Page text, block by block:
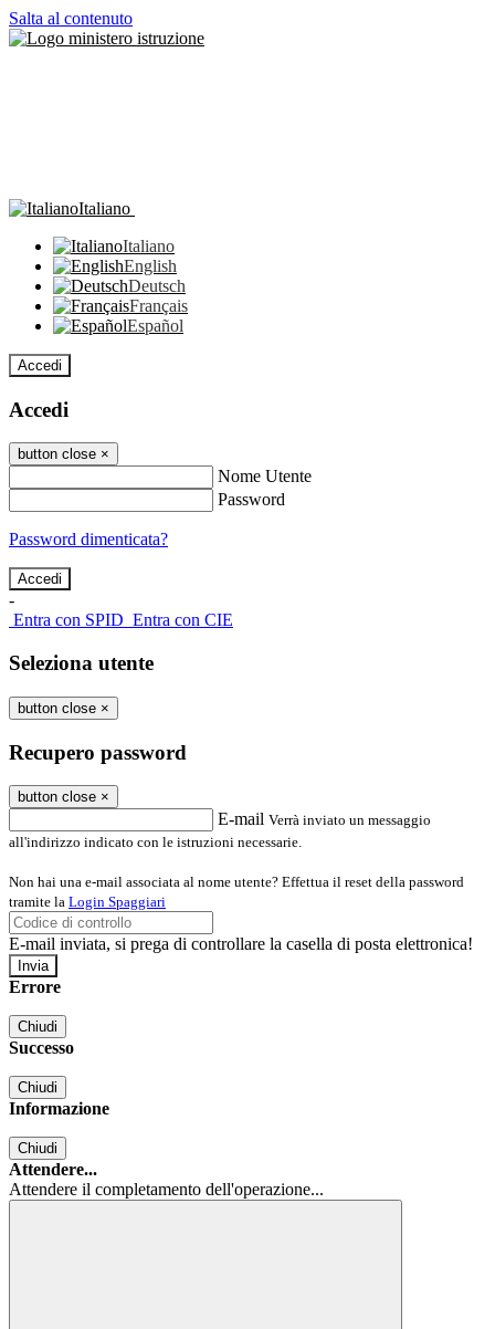
Salta al contenuto
Italiano
Italiano
English
Deutsch
Français
Español
Accedi
Accedi
button close ×
Nome Utente
Password
Password dimenticata?
-
Entra con SPID Entra con CIE
Seleziona utente
button close ×
Recupero password
button close ×
E-mail Verrà inviato un messaggio
all'indirizzo indicato con le istruzioni necessarie.
Non hai una e-mail associata al nome utente? Effettua il reset della password
tramite la Login Spaggiari
E-mail inviata, si prega di controllare la casella di posta elettronica!
Errore
Chiudi
Successo
Chiudi
Informazione
Chiudi
Attendere...
Attendere il completamento dell'operazione...